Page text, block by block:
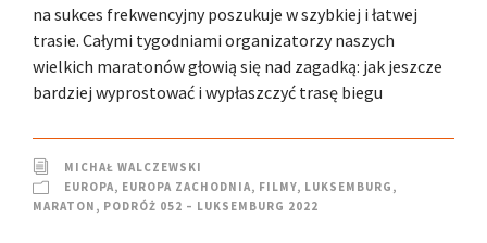
na sukces frekwencyjny poszukuje w szybkiej i łatwej
trasie. Całymi tygodniami organizatorzy naszych
wielkich maratonów głowią się nad zagadką: jak jeszcze
bardziej wyprostować i wypłaszczyć trasę biegu
MICHAŁ WALCZEWSKI
EUROPA, EUROPA ZACHODNIA, FILMY, LUKSEMBURG ,
MARATON , PODRÓŻ 052 – LUKSEMBURG 2022